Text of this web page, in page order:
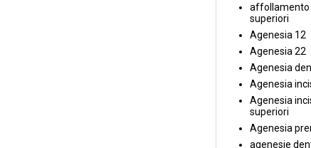
affollamento
superiori
Agenesia 12
Agenesia 22
Agenesia
Agenesia
Agenesia
superiori
Agenesia
agenesie